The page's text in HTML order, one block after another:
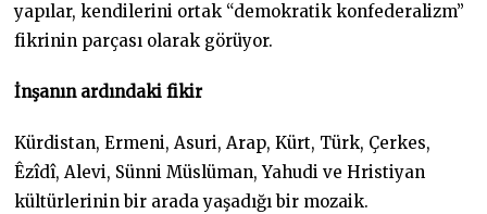
yapılar, kendilerini ortak “demokratik konfederalizm”
fikrinin parçası olarak görüyor.
İnşanın ardındaki fikir
Kürdistan, Ermeni, Asuri, Arap, Kürt, Türk, Çerkes,
Êzîdî, Alevi, Sünni Müslüman, Yahudi ve Hristiyan
kültürlerinin bir arada yaşadığı bir mozaik.